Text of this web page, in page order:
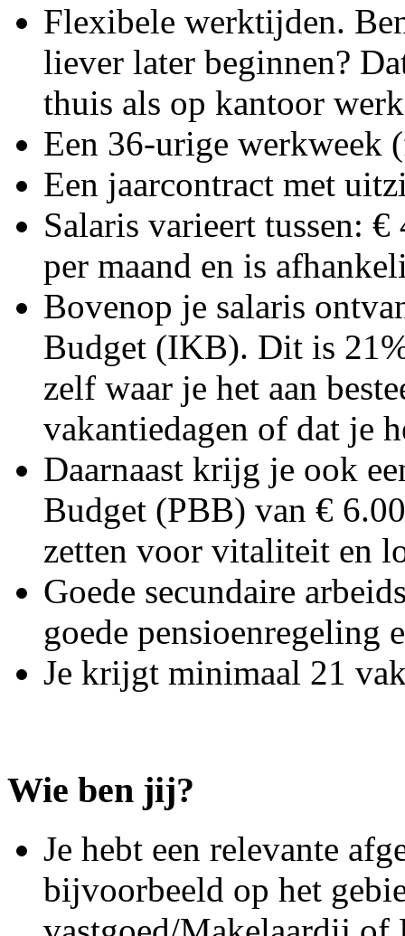
Flexibele werktijden.
liever later beginnen?
thuis als op kantoor
Een 36-urige werkweek
Een jaarcontract met
Salaris varieert tussen:
per maand en is
Bovenop je salaris
Budget (IKB). Dit is
zelf waar je het aan
vakantiedagen of dat je
Daarnaast krijg je ook
Budget (PBB) van €
zetten voor vitaliteit en
Goede secundaire
goede
Je krijgt minimaal 21
Wie ben jij?
Je hebt een relevante
bijvoorbeeld op het